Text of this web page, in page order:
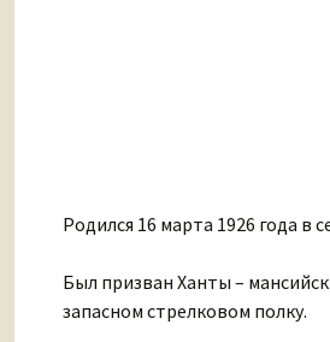
Родился 16 марта 1926 года в
Был призван Ханты –
запасном стрелковом полку.